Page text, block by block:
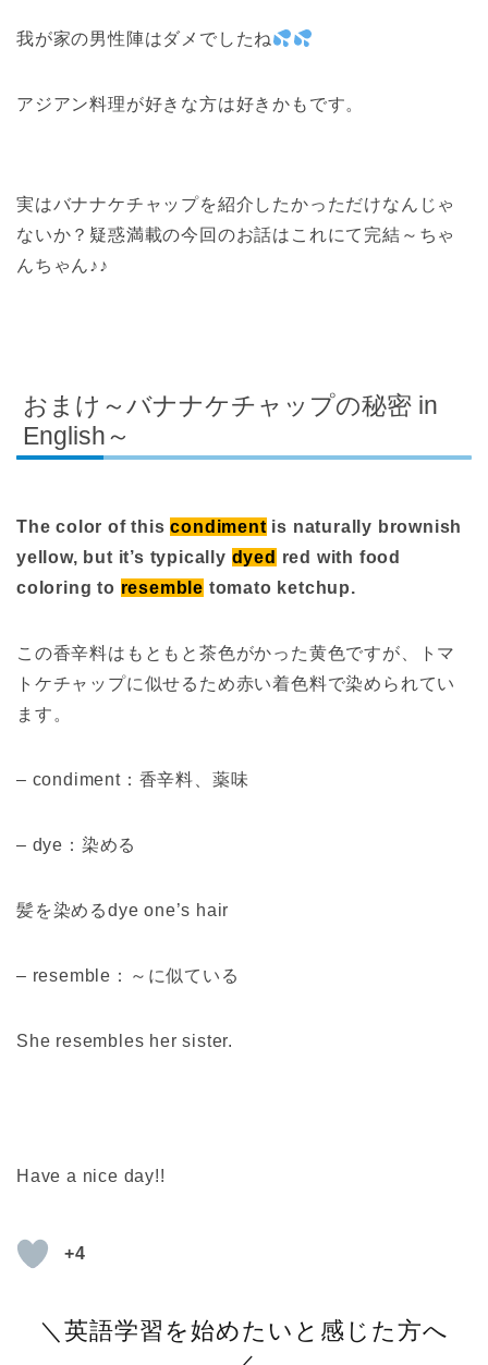
我が家の男性陣はダメでしたね
アジアン料理が好きな方は好きかもです。
実はバナナケチャップを紹介したかっただけなんじゃ
ないか？疑惑満載の今回のお話はこれにて完結～ちゃ
んちゃん♪♪
おまけ～バナナケチャップの秘密 in
English～
The color of thiscondiment is naturally brownish
yellow, but it’s typically dyed red with food
coloring to resemble tomato ketchup.
この香辛料はもともと茶色がかった黄色ですが、トマ
トケチャップに似せるため赤い着色料で染められてい
ます。
– condiment：香辛料、薬味
– dye：染める
髪を染めるdye one’s hair
– resemble：～に似ている
She resembles her sister.
Have a nice day!!
+4
＼英語学習を始めたいと感じた方へ